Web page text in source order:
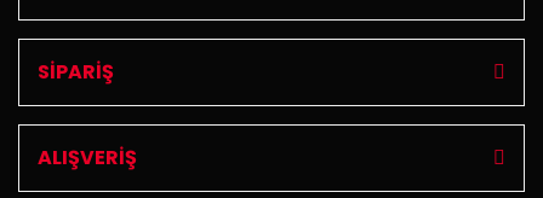
SİPARİŞ
ALIŞVERİŞ